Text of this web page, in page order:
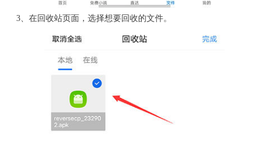
3、在回收站页面，选择想要回收的文件。